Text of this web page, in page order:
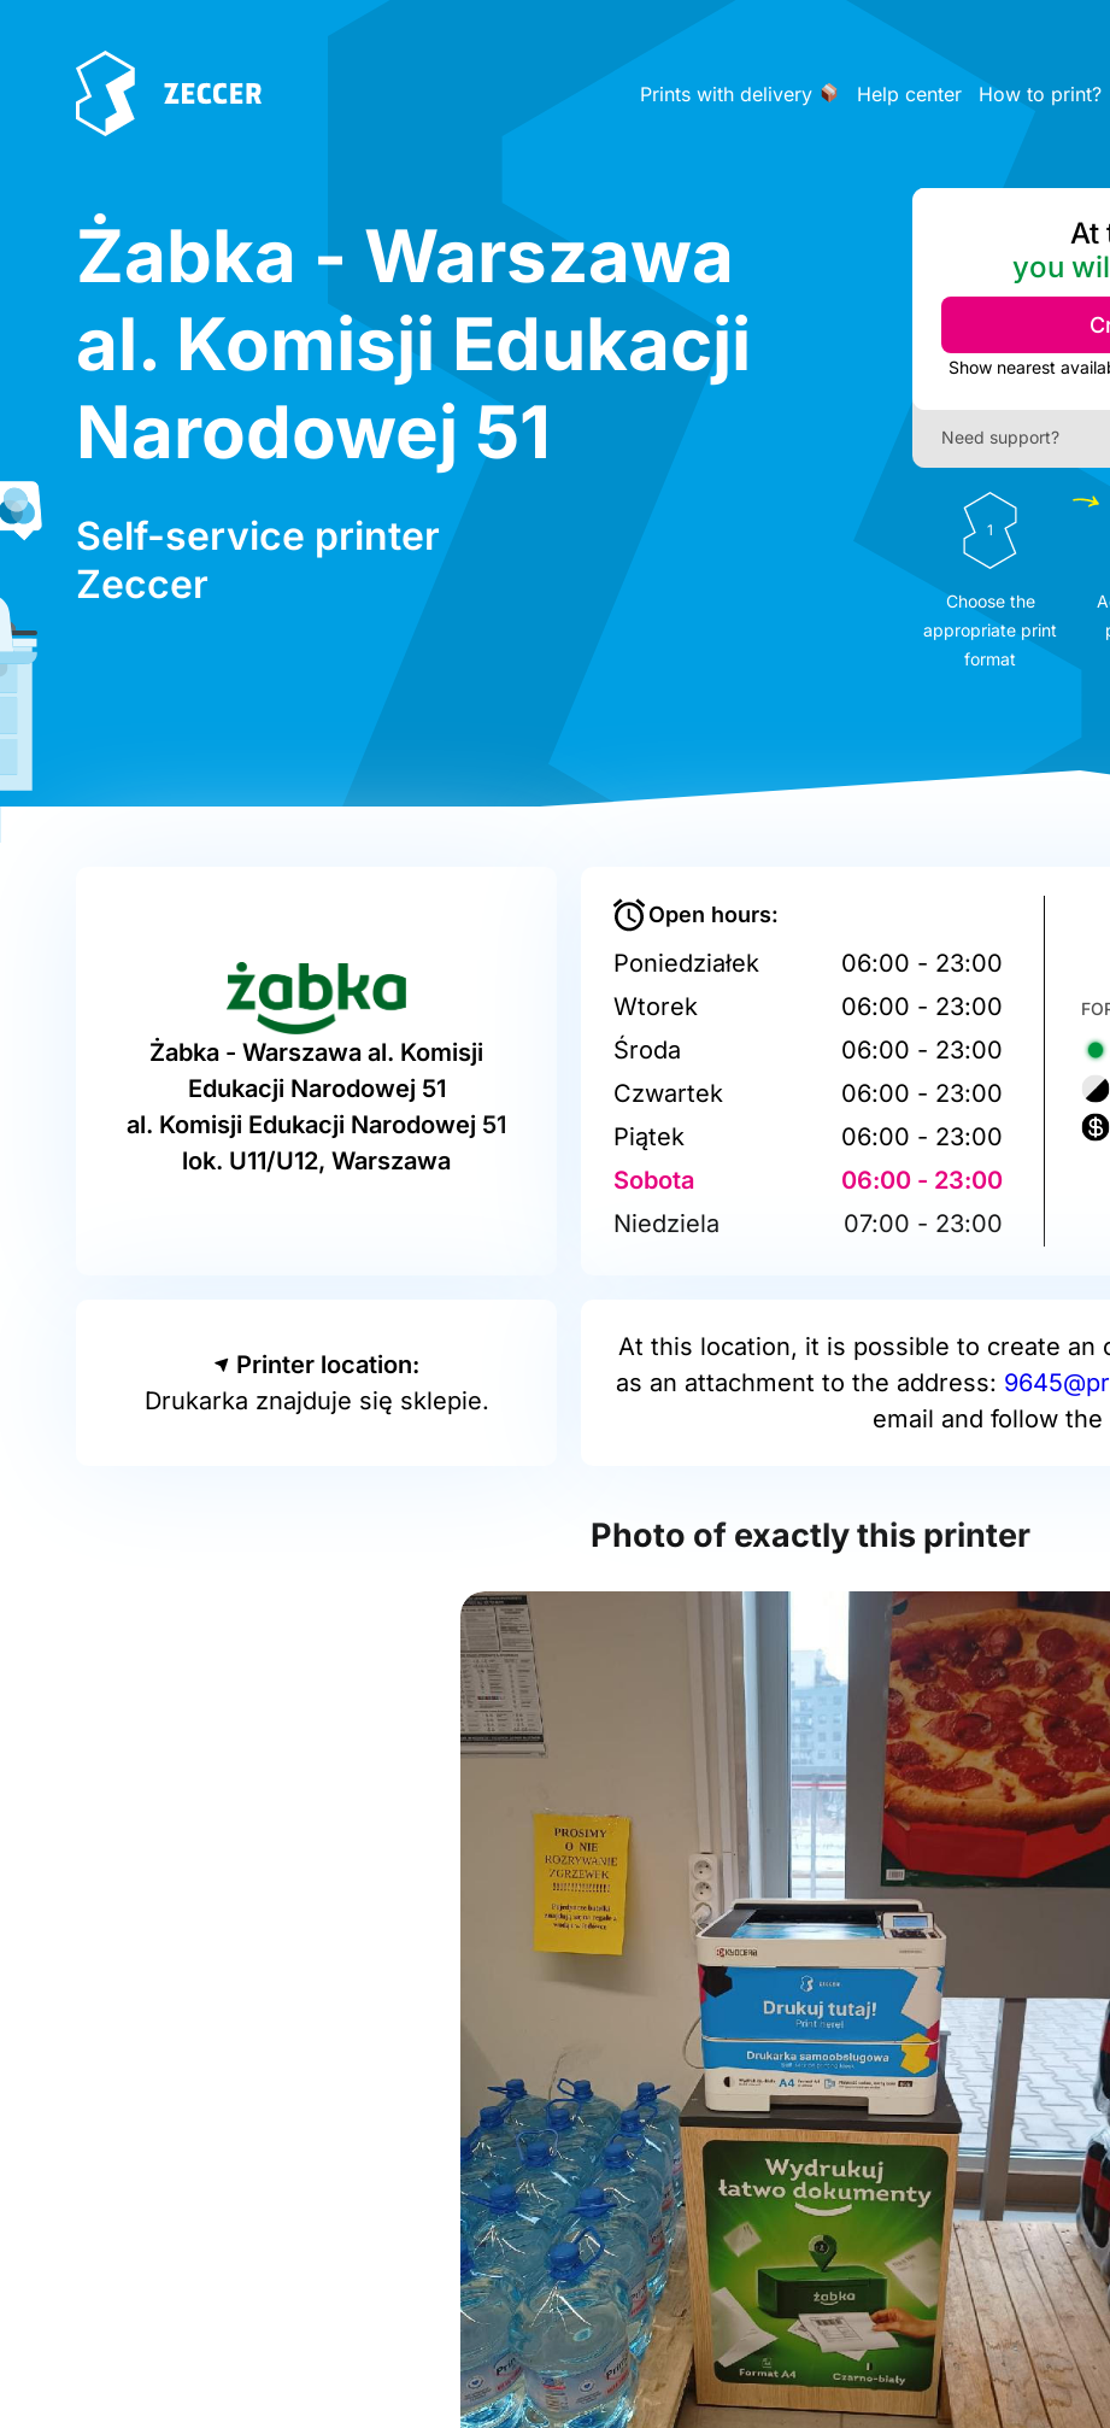
Prints with delivery Help center How to print?
Żabka - Warszawa
al. Komisji Edukacji
Narodowej 51
Self-service printer
Zeccer
At
you
Need support?
1
Choose the
appropriate print
format
Żabka - Warszawa al. Komisji
Edukacji Narodowej 51
al. Komisji Edukacji Narodowej 51
lok. U11/U12, Warszawa
Open hours:
Poniedziałek
06:00 - 23:00
Wtorek
06:00 - 23:00
Środa
06:00 - 23:00
Czwartek
06:00 - 23:00
Piątek
06:00 - 23:00
Sobota
06:00 - 23:00
Niedziela
07:00 - 23:00
Printer location:
Drukarka znajduje się sklepie.
At this location, it is possible to create an
as an attachment to the address:
email and follow
Photo of exactly this printer